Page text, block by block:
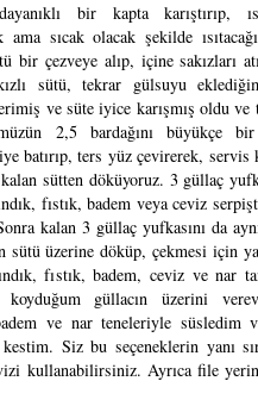
bir kapta karıştırıp,
sıcak olacak şekilde
bir çezveye alıp, içine sakızları
sütü, tekrar gülsuyu
ve süte iyice karışmış oldu
2,5 bardağını büyükçe
batırıp, ters yüz çevirerek, servis
sütten döküyoruz. 3 güllaç
fıstık, badem veya ceviz
kalan 3 güllaç yufkasını da
sütü üzerine döküp, çekmesi için
fıstık, badem, ceviz ve nar
güllacın üzerini
ve nar teneleriyle süsledim
Siz bu seçeneklerin yanı
kullanabilirsiniz. Ayrıca file